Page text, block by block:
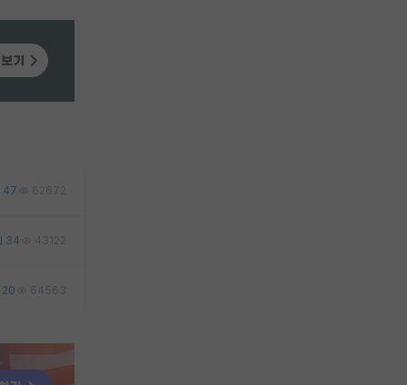
47 62672
34 43122
20 64563